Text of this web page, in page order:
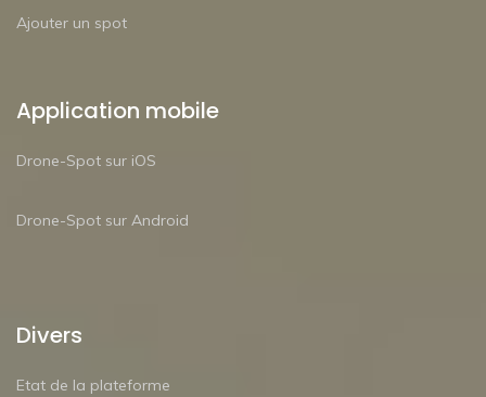
Ajouter un spot
Application mobile
Drone-Spot sur iOS
Drone-Spot sur Android
Divers
Etat de la plateforme